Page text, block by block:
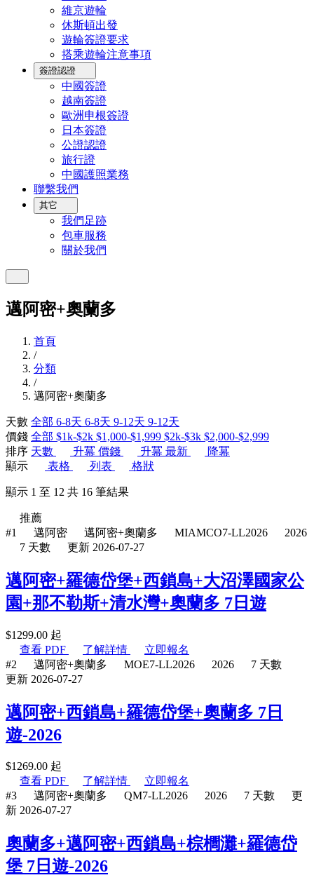
維京遊輪
休斯頓出發
遊輪簽證要求
搭乘遊輪注意事項
簽證認證
中國簽證
越南簽證
歐洲申根簽證
日本簽證
公證認證
旅行證
中國護照業務
聯繫我們
其它
我們足跡
包車服務
關於我們
邁阿密+奧蘭多
首頁
/
分類
/
邁阿密+奧蘭多
天數 全部 6-8天 6-8天 9-12天 9-12天
價錢 全部 $1k-$2k $1,000-$1,999 $2k-$3k $2,000-$2,999
排序 天數 升冪 價錢 升冪 最新
降冪
顯示
表格 列表 格狀
顯示 1 至 12 共 16 筆結果
推薦
#1
邁阿密 邁阿密+奧蘭多 MIAMCO7-LL2026
2026
7 天數
更新 2026-07-27
邁阿密+羅德岱堡+西鎖島+大沼澤國家公
園+那不勒斯+清水灣+奧蘭多 7日遊
$1299.00 起
查看 PDF
了解詳情
立即報名
#2
邁阿密+奧蘭多 MOE7-LL2026 2026
7 天數
更新 2026-07-27
邁阿密+西鎖島+羅德岱堡+奧蘭多 7日
遊-2026
$1269.00 起
查看 PDF
了解詳情
立即報名
#3
邁阿密+奧蘭多 QM7-LL2026 2026 7 天數
更
新 2026-07-27
奧蘭多+邁阿密+西鎖島+棕櫚灘+羅德岱
堡 7日遊-2026